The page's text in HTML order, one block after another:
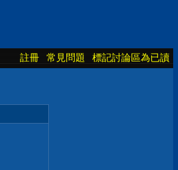
註冊 常見問題 標記討論區為已讀